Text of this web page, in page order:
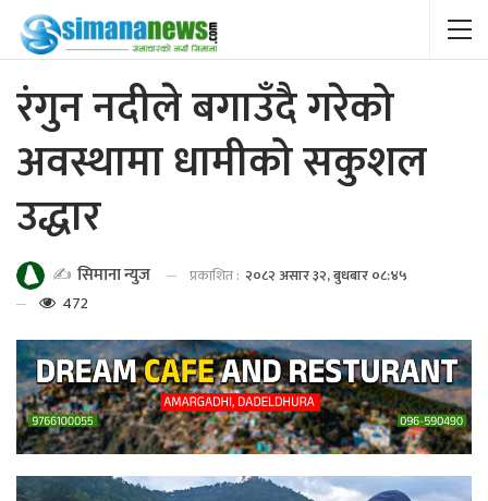
रंगुन नदीले बगाउँदै गरेको
अवस्थामा धामीको सकुशल
उद्धार
✍️ सिमाना न्युज प्रकाशित : २०८२ असार ३२, बुधबार ०८:४५
472